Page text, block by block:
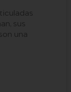
sus
una